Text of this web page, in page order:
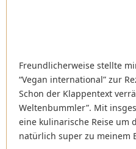
Freundlicherweise stellte
“Vegan international” zur
Schon der Klappentext
Weltenbummler”. Mit
eine kulinarische Reise um
natürlich super zu meinem